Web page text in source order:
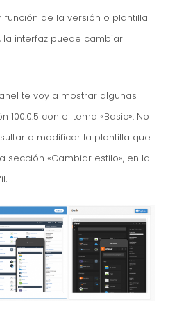
función de la versión o plantilla
la interfaz puede cambiar
te voy a mostrar algunas
100.0.5 con el tema «Basic». No
o modificar la plantilla que
sección «Cambiar estilo», en la